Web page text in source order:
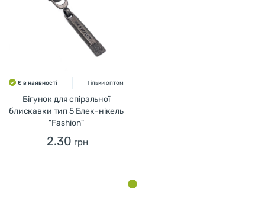
Є в наявності Тільки оптом
Бігунок для спіральної
блискавки тип 5 Блек-нікель
"Fashion"
2.30 грн